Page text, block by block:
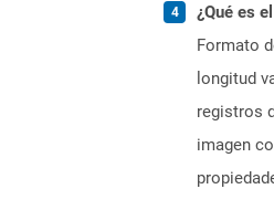
¿Qué es
Formato
longitud
registros
imagen